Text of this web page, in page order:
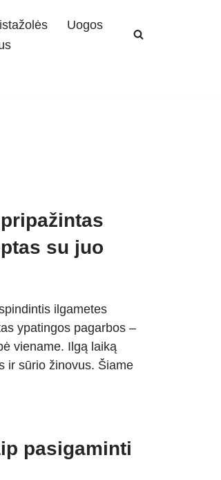
Uogos
su juo
ilgametes
ypatingos pagarbos –
viename. Ilgą laiką
ir sūrio žinovus. Šiame
pasigaminti